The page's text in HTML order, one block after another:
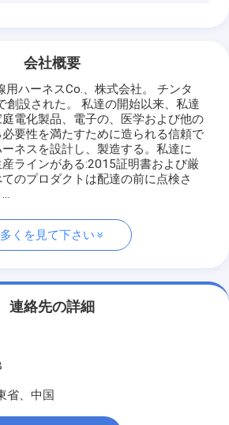
会社概要
用ハーネスCo.、株式会社。 チンタ
創設された。 私達の開始以来、私達
電化製品、電子の、医学および他の
要性を満たすために造られる信頼で
ネスを設計し、製造する。私達に
ラインがある:2015証明書および厳
のプロダクトは配達の前に点検さ
多くを見て下さい
連絡先の詳細
省、中国